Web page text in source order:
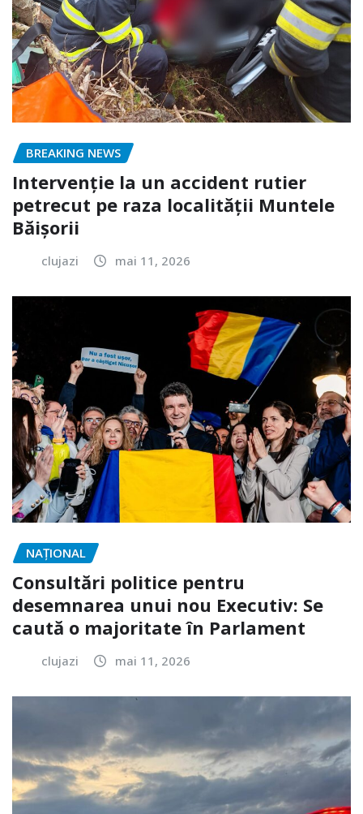
BREAKING NEWS
Intervenție la un accident rutier
petrecut pe raza localității Muntele
Băișorii
clujazi mai 11, 2026
NAŢIONAL
Consultări politice pentru
desemnarea unui nou Executiv: Se
caută o majoritate în Parlament
clujazi mai 11, 2026